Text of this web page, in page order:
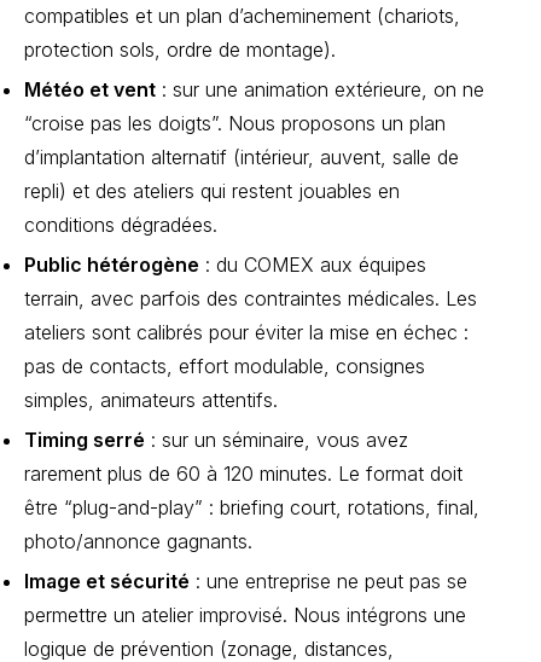
compatibles et un plan d’acheminement (chariots,
protection sols, ordre de montage).
Météo et vent : sur une animation extérieure, on ne
“croise pas les doigts”. Nous proposons un plan
d’implantation alternatif (intérieur, auvent, salle de
repli) et des ateliers qui restent jouables en
conditions dégradées.
Public hétérogène : du COMEX aux équipes
terrain, avec parfois des contraintes médicales. Les
ateliers sont calibrés pour éviter la mise en échec :
pas de contacts, effort modulable, consignes
simples, animateurs attentifs.
Timing serré : sur un séminaire, vous avez
rarement plus de 60 à 120 minutes. Le format doit
être “plug-and-play” : briefing court, rotations, final,
photo/annonce gagnants.
Image et sécurité : une entreprise ne peut pas se
permettre un atelier improvisé. Nous intégrons une
logique de prévention (zonage, distances,